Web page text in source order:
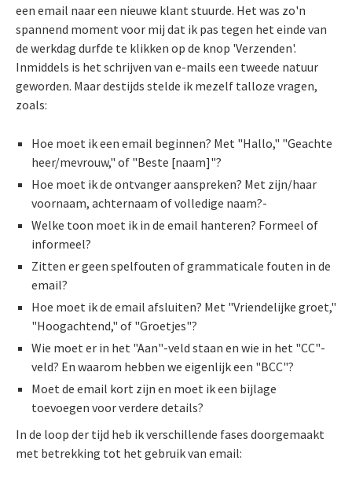
een email naar een nieuwe klant stuurde. Het was zo'n
spannend moment voor mij dat ik pas tegen het einde van
de werkdag durfde te klikken op de knop 'Verzenden'.
Inmiddels is het schrijven van e-mails een tweede natuur
geworden. Maar destijds stelde ik mezelf talloze vragen,
zoals:
Hoe moet ik een email beginnen? Met "Hallo," "Geachte
heer/mevrouw," of "Beste [naam]"?
Hoe moet ik de ontvanger aanspreken? Met zijn/haar
voornaam, achternaam of volledige naam?-
Welke toon moet ik in de email hanteren? Formeel of
informeel?
Zitten er geen spelfouten of grammaticale fouten in de
email?
Hoe moet ik de email afsluiten? Met "Vriendelijke groet,"
"Hoogachtend," of "Groetjes"?
Wie moet er in het "Aan"-veld staan en wie in het "CC"-
veld? En waarom hebben we eigenlijk een "BCC"?
Moet de email kort zijn en moet ik een bijlage
toevoegen voor verdere details?
In de loop der tijd heb ik verschillende fases doorgemaakt
met betrekking tot het gebruik van email: